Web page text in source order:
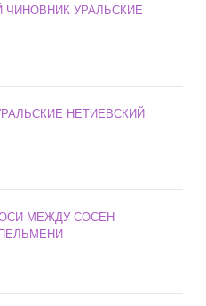
УРАЛЬСКИЕ
НЕТИЕВСКИЙ
МЕЖДУ СОСЕН